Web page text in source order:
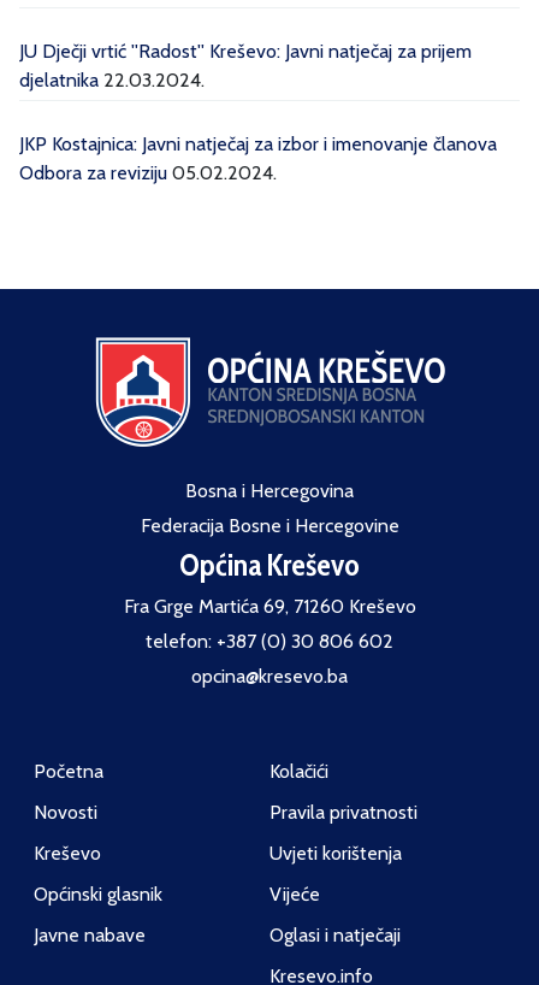
JU Dječji vrtić ''Radost'' Kreševo: Javni natječaj za prijem
djelatnika 22.03.2024.
JKP Kostajnica: Javni natječaj za izbor i imenovanje članova
Odbora za reviziju 05.02.2024.
Bosna i Hercegovina
Federacija Bosne i Hercegovine
Općina Kreševo
Fra Grge Martića 69, 71260 Kreševo
telefon: +387 (0) 30 806 602
opcina@kresevo.ba
Početna
Novosti
Kreševo
Općinski glasnik
Javne nabave
Kolačići
Pravila privatnosti
Uvjeti korištenja
Vijeće
Oglasi i natječaji
Kresevo.info